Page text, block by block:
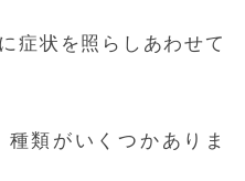
症状を照らしあわせて
類がいくつかありま